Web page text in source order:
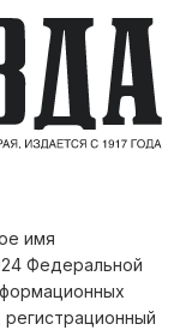
имя
Федеральной